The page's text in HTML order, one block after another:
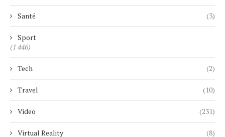
Santé (3)
Sport
(1 446)
Tech (2)
Travel (10)
Video (231)
Virtual Reality (8)